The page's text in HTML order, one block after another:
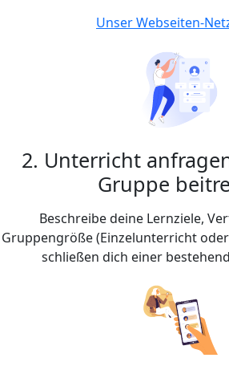
Unser Webseiten-
2. Unterricht
Gruppe
Beschreibe deine Lernziele,
Gruppengröße (Einzelunterricht
schließen dich einer